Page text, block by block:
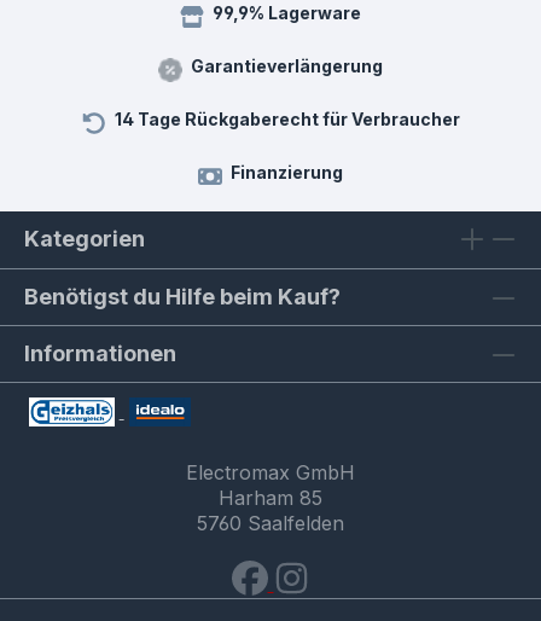
99,9% Lagerware
Garantieverlängerung
14 Tage Rückgaberecht für Verbraucher
Finanzierung
Kategorien
Benötigst du Hilfe beim Kauf?
Informationen
Electromax GmbH
Harham 85
5760 Saalfelden